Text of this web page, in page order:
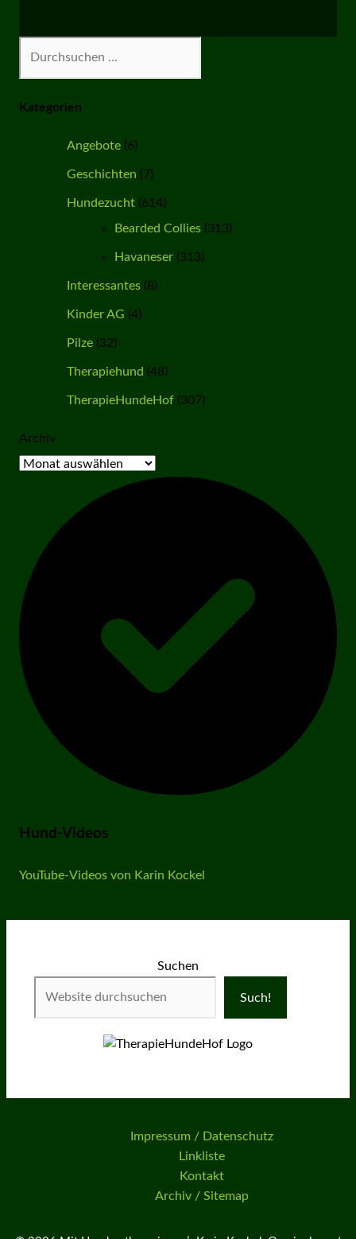
Kategorien
Angebote (6)
Geschichten (7)
Hundezucht (614)
Bearded Collies (313)
Havaneser (313)
Interessantes (8)
Kinder AG (4)
Pilze (32)
Therapiehund (48)
TherapieHundeHof (307)
Archiv
Hund-Videos
YouTube-Videos von Karin Kockel
Suchen
Such!
Impressum / Datenschutz
Linkliste
Kontakt
Archiv / Sitemap